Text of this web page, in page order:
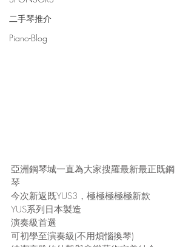
二手琴推介
Piano-Blog
亞洲鋼琴城一直為大家搜羅最新最正既鋼
琴
今次新返既YUS3，極極極極極新款
YUS系列日本製造
演奏級首選
可初學至演奏級(不用煩惱換琴)